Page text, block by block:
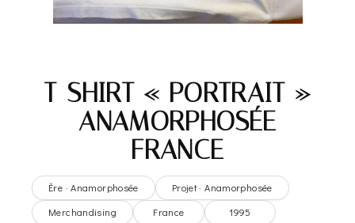
T-SHIRT « PORTRAIT »
– ANAMORPHOSÉE –
FRANCE
Ère · Anamorphosée
Projet · Anamorphosée
Merchandising
France 1995